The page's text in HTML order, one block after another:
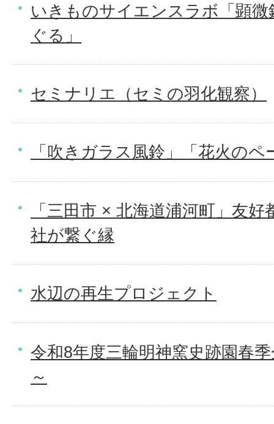
いきものサイエンスラボ「顕
ぐる」
セミナリエ（セミの羽化観察）
「吹きガラス風鈴」「花火の
「三田市 × 北海道浦河町」友
社が繋ぐ縁
水辺の再生プロジェクト
令和8年度三輪明神窯史跡園春
～